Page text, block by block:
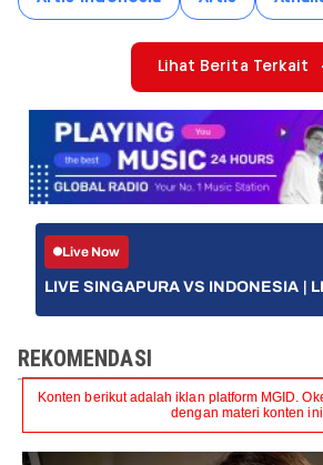
Lihat Berita Terkait
Live Now
LIVE SINGAPURA VS INDONESIA |